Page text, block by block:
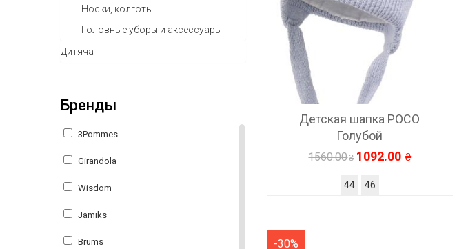
Носки, колготы
Головные уборы и аксессуары
Дитяча
Бренды
3Pommes
Girandola
Wisdom
Jamiks
Brums
Детская шапка POCO
Голубой
1560.00 1092.00
44 46
-30%